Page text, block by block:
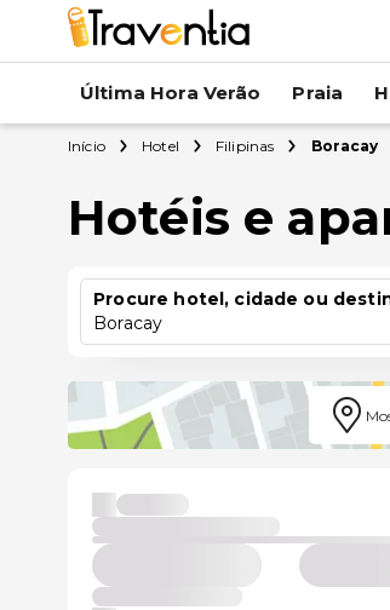
Última Hora Verão Praia
Início Hotel Filipinas Boracay
Hotéis e
Procure hotel, cidade ou
Boracay